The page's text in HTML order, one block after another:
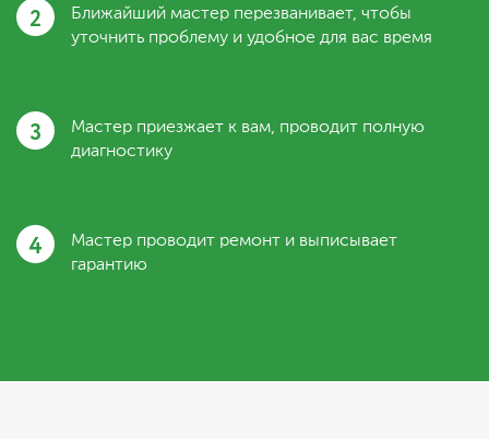
2
Ближайший мастер перезванивает, чтобы
уточнить проблему и удобное для вас время
3
Мастер приезжает к вам, проводит полную
диагностику
4
Мастер проводит ремонт и выписывает
гарантию